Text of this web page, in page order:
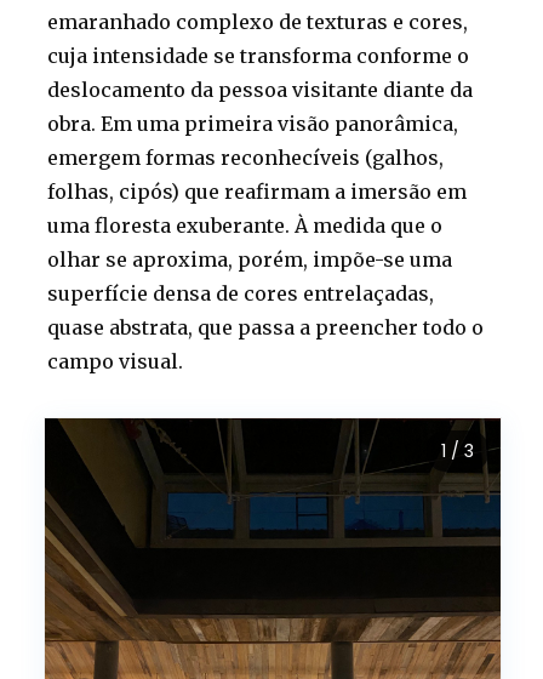
emaranhado complexo de texturas e cores,
cuja intensidade se transforma conforme o
deslocamento da pessoa visitante diante da
obra. Em uma primeira visão panorâmica,
emergem formas reconhecíveis (galhos,
folhas, cipós) que reafirmam a imersão em
uma floresta exuberante. À medida que o
olhar se aproxima, porém, impõe-se uma
superfície densa de cores entrelaçadas,
quase abstrata, que passa a preencher todo o
campo visual.
1 / 3